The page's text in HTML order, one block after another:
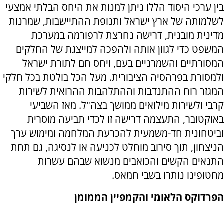
בין ערכי היסוד הללו ניתן למנות את היחס הבלתי אמצעי
לשלמותה של ארץ ישראל ותנופת ההתיישבות, שמרנות
מדינית מובנית, דרישה נחרצת לרפורמה במערכת
המשפט כדי לגוון אותה ולהפכה למייצגת של החלקים
המסורתיים והשמרניים בעם, ויחס חם לתורת ישראל
ולמסורת בפרהסיה הציבורית. מעל הכל בולטת בכל חלקי
המגזר רוח ההתנדבות וההתלהבות ההרואית לשירות
קרבי ולשירות מילואים ממושך בצה"ל. מאז השביעי
באוקטובר, התעצמה דרישה זו לכדי תביעה מוסרית
וביטחונית חד-משמעית להכרעת המלחמה ומימוש ערך
הניצחון, תוך סירוב מוחלט לכניעה או לנסיגה, גם תחת
התנאים הקשים והכואבים מנשוא שבהם עשרות
מחטופינו נותרו בשבי חמאס.
הפרדוקס הלאומי והקמפיין הממומן